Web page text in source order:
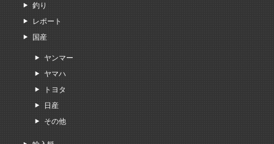
釣り
レポート
国産
ヤンマー
ヤマハ
トヨタ
日産
その他